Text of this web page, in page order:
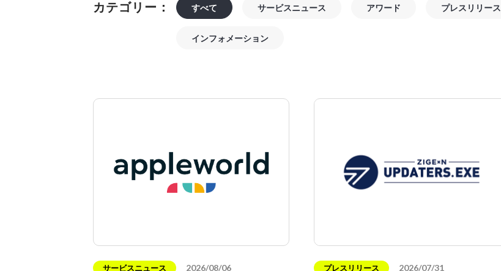
カテゴリー： すべて サービスニュース アワード プレスリリース
インフォメーション
サービスニュース 2026/08/06 プレスリリース 2026/07/31